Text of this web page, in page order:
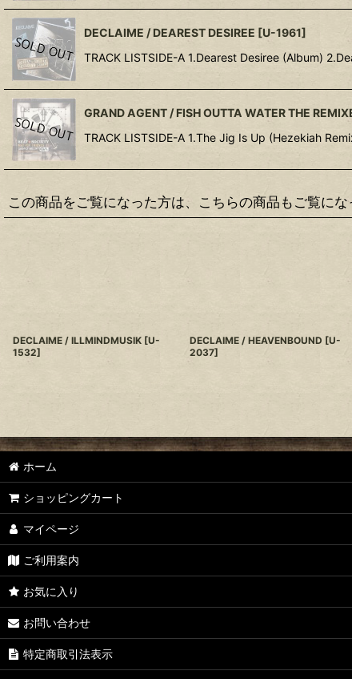
DECLAIME / DEAREST DESIREE [U-1961]
TRACK LISTSIDE-A 1.Dearest Desiree (Album)
GRAND AGENT / FISH OUTTA WATER THE
TRACK LISTSIDE-A 1.The Jig Is Up (Hezekiah
この商品をご覧になった方は、こちらの商品もご覧にな
DECLAIME / ILLMINDMUSIK [U-
1532]
DECLAIME / HEAVENBOUND [U-
2037]
ホーム
ショッピングカート
マイページ
ご利用案内
お気に入り
お問い合わせ
特定商取引法表示